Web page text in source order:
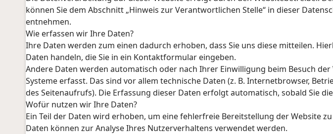
können Sie dem Abschnitt „Hinweis zur Verantwortlichen Stelle“ in dieser
entnehmen.
Wie erfassen wir Ihre Daten?
Ihre Daten werden zum einen dadurch erhoben, dass Sie uns diese mitteilen.
Daten handeln, die Sie in ein Kontaktformular eingeben.
Andere Daten werden automatisch oder nach Ihrer Einwilligung beim Besuch der
Systeme erfasst. Das sind vor allem technische Daten (z. B. Internetbrowser,
des Seitenaufrufs). Die Erfassung dieser Daten erfolgt automatisch, sobald Sie
Wofür nutzen wir Ihre Daten?
Ein Teil der Daten wird erhoben, um eine fehlerfreie Bereitstellung der Website
Daten können zur Analyse Ihres Nutzerverhaltens verwendet werden.